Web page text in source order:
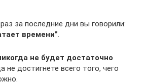
за последние дни вы говорили:
времени”.
не будет достаточно
не достигнете всего того, чего